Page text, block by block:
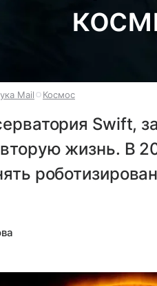
Mail Космос
Swift,
жизнь. В